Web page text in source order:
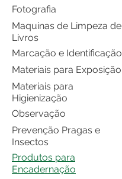
Fotografia
Maquinas de Limpeza de
Livros
Marcação e Identificação
Materiais para Exposição
Materiais para
Higienização
Observação
Prevenção Pragas e
Insectos
Produtos para
Encadernação